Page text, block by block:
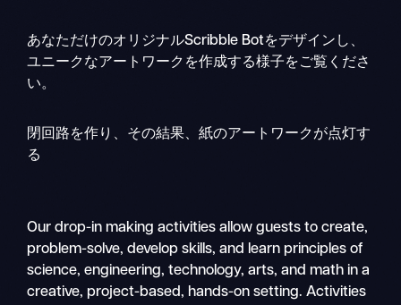
あなただけのオリジナルScribble Botをデザインし、
ユニークなアートワークを作成する様子をご覧くださ
い。
閉回路を作り、その結果、紙のアートワークが点灯す
る
Our drop-in making activities allow guests to create,
problem-solve, develop skills, and learn principles of
science, engineering, technology, arts, and math in a
creative, project-based, hands-on setting. Activities